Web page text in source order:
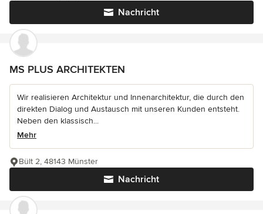
Nachricht
MS PLUS ARCHITEKTEN
Wir realisieren Architektur und Innenarchitektur, die durch den
direkten Dialog und Austausch mit unseren Kunden entsteht.
Neben den klassisch...
Mehr
Nachricht
Bült 2, 48143 Münster